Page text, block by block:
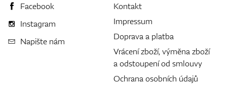
Facebook
Instagram
Napište nám
Kontakt
Impressum
Doprava a platba
Vrácení zboží, výměna zboží
a odstoupení od smlouvy
Ochrana osobních údajů